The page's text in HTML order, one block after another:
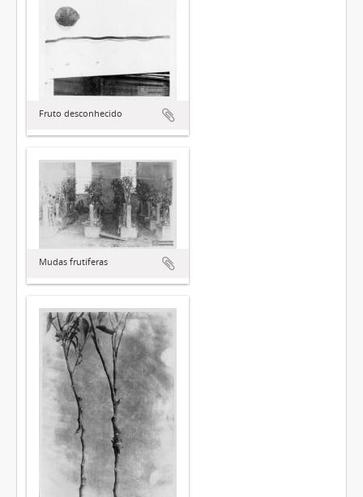
Fruto desconhecido
Mudas frutíferas